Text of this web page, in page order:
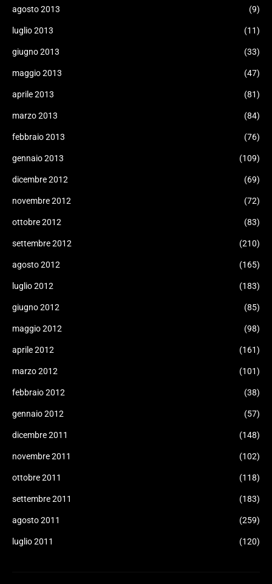
agosto 2013 (9)
luglio 2013 (11)
giugno 2013 (33)
maggio 2013 (47)
aprile 2013 (81)
marzo 2013 (84)
febbraio 2013 (76)
gennaio 2013 (109)
dicembre 2012 (69)
novembre 2012 (72)
ottobre 2012 (83)
settembre 2012 (210)
agosto 2012 (165)
luglio 2012 (183)
giugno 2012 (85)
maggio 2012 (98)
aprile 2012 (161)
marzo 2012 (101)
febbraio 2012 (38)
gennaio 2012 (57)
dicembre 2011 (148)
novembre 2011 (102)
ottobre 2011 (118)
settembre 2011 (183)
agosto 2011 (259)
luglio 2011 (120)